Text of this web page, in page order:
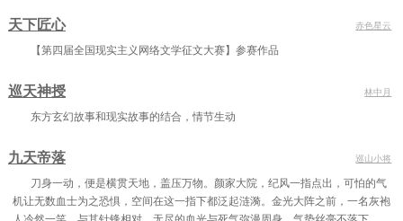
第四十四章 隐藏的魔王
第四十九章 坤皮鼓 第五十一章 山陵崩
第五十二章 贯通天地 第五十三章 冥烛 第五十四章 我不
天下匠心 赤色星云
【第四届全国现实主义网络文学征文大赛】参赛作品
巡天神授 林中月
东方玄幻故事和现实故事的结合，情节生动
九天帝落 巡山小将
刀身一动，便是横贯天地，盖压万物。颜家大院，纪风一指点出，可怕的气
机让无数血士为之恐惧，空间在这一指下都泛起涟漪。金光大阵之前，一名灰袍